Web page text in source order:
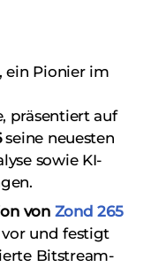
ein Pionier im
präsentiert auf
seine neuesten
sowie KI-
von Zond 265
vor und festigt
Bitstream-